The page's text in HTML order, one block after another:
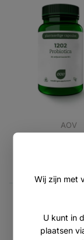
Wij zijn met
U kunt in
plaatsen
AOV